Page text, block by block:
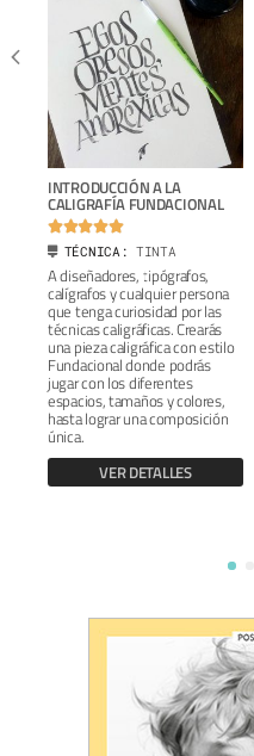
INTRODUCCIÓN A LA
CALIGRAFÍA FUNDACIONAL

TÉCNICA:TINTA
A diseñadores, tipógrafos,
calígrafos y cualquier persona
que tenga curiosidad por las
técnicas caligráficas. Crearás
una pieza caligráfica con estilo
Fundacional donde podrás
jugar con los diferentes
espacios, tamaños y colores,
hasta lograr una composición
única.
VER DETALLES
4